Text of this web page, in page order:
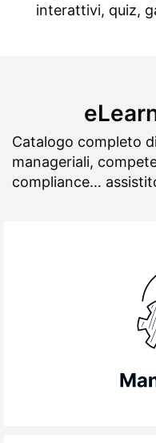
interattivi, quiz,
Catalogo completo
manageriali,
compliance…
Sviluppa le tue
cruciali per la
e delle persone:
gestione di team e